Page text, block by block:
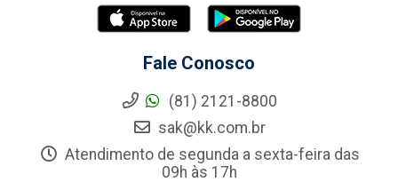
Fale Conosco
(81) 2121-8800
sak@kk.com.br
Atendimento de segunda a sexta-feira das
09h às 17h